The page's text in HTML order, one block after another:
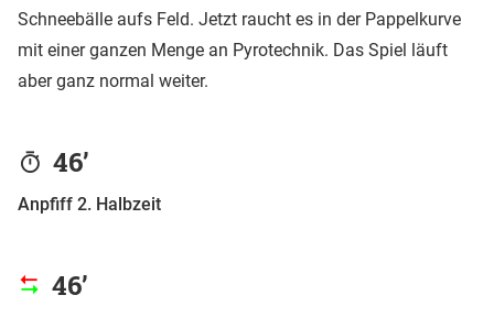
Schneebälle aufs Feld. Jetzt raucht es in der Pappelkurve
mit einer ganzen Menge an Pyrotechnik. Das Spiel läuft
aber ganz normal weiter.
46’
Anpfiff 2. Halbzeit
46’